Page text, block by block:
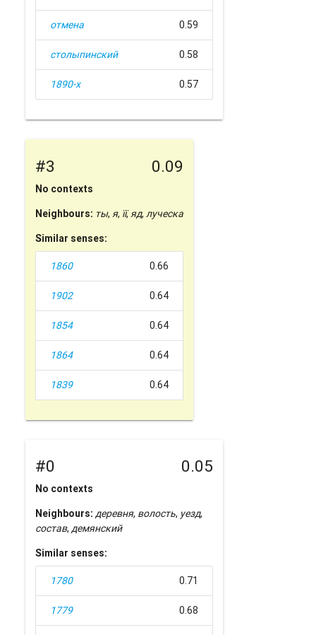
отмена 0.59
столыпинский 0.58
1890-х 0.57
#3 0.09
No contexts
Neighbours: ты,я, її,яд,луческа
Similar senses:
1860 0.66
1902 0.64
1854 0.64
1864 0.64
1839 0.64
#0 0.05
No contexts
Neighbours: деревня, волость, уезд,
состав,демянский
Similar senses:
1780 0.71
1779 0.68